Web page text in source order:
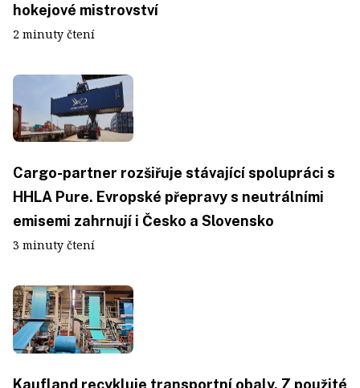
hokejové mistrovství
2 minuty čtení
Cargo-partner rozšiřuje stávající spolupráci s
HHLA Pure. Evropské přepravy s neutrálními
emisemi zahrnují i Česko a Slovensko
3 minuty čtení
Kaufland recykluje transportní obaly. Z použité